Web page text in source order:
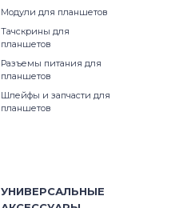
Модули для планшетов
Тачскрины для
планшетов
Разъемы питания для
планшетов
Шлейфы и запчасти для
планшетов
УНИВЕРСАЛЬНЫЕ